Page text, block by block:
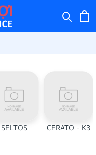
SELTOS CERATO - K3